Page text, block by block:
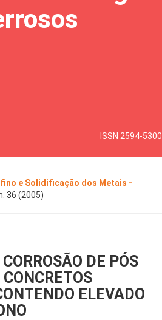
ISSN 2594-5300
e Solidificação dos Metais -
36 (2005)
DE PÓS
ELEVADO